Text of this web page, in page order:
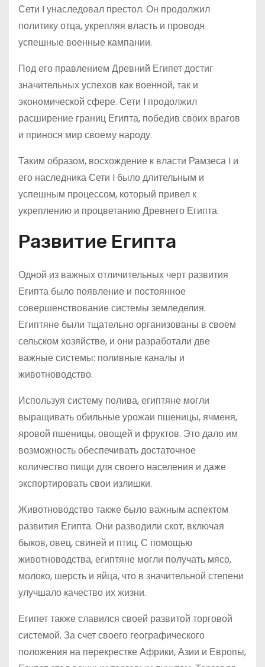
Сети I унаследовал престол. Он продолжил
политику отца, укрепляя власть и проводя
успешные военные кампании.
Под его правлением Древний Египет достиг
значительных успехов как военной, так и
экономической сфере. Сети I продолжил
расширение границ Египта, победив своих врагов
и принося мир своему народу.
Таким образом, восхождение к власти Рамзеса I и
его наследника Сети I было длительным и
успешным процессом, который привел к
укреплению и процветанию Древнего Египта.
Развитие Египта
Одной из важных отличительных черт развития
Египта было появление и постоянное
совершенствование системы земледелия.
Египтяне были тщательно организованы в своем
сельском хозяйстве, и они разработали две
важные системы: поливные каналы и
животноводство.
Используя систему полива, египтяне могли
выращивать обильные урожаи пшеницы, ячменя,
яровой пшеницы, овощей и фруктов. Это дало им
возможность обеспечивать достаточное
количество пищи для своего населения и даже
экспортировать свои излишки.
Животноводство также было важным аспектом
развития Египта. Они разводили скот, включая
быков, овец, свиней и птиц. С помощью
животноводства, египтяне могли получать мясо,
молоко, шерсть и яйца, что в значительной степени
улучшало качество их жизни.
Египет также славился своей развитой торговой
системой. За счет своего географического
положения на перекрестке Африки, Азии и Европы,